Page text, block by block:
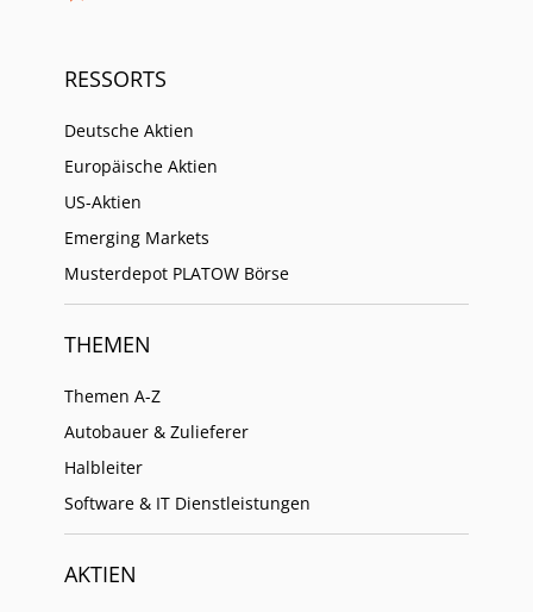
RESSORTS
Deutsche Aktien
Europäische Aktien
US-Aktien
Emerging Markets
Musterdepot PLATOW Börse
THEMEN
Themen A-Z
Autobauer & Zulieferer
Halbleiter
Software & IT Dienstleistungen
AKTIEN